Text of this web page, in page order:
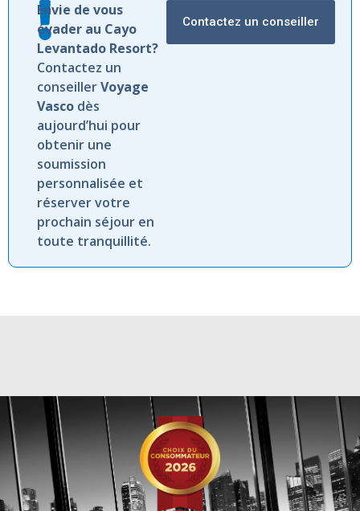
Envie de vous
évader au Cayo
Levantado Resort?
Contactez un
conseillerVoyage
Vasco dès
aujourd’hui pour
obtenir une
soumission
personnalisée et
réserver votre
prochain séjour en
toute tranquillité.
Contactez un conseiller